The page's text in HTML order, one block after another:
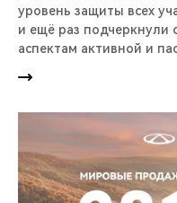
уровень защиты всех
и ещё раз подчеркнули
аспектам активной и